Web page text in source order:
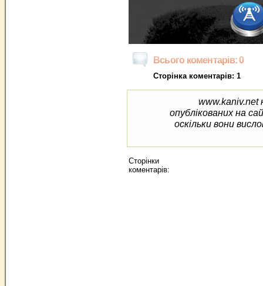
Всього коментарів: 0
Сторінка коментарів: 1
www.kaniv.net
опублікованих на
оскільки вони
Сторінки
коментарів: